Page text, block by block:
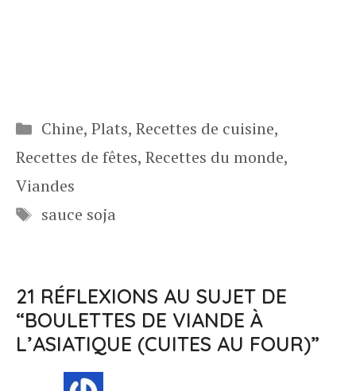
Catégories
Chine, Plats, Recettes de cuisine,
Recettes de fêtes, Recettes du monde,
Viandes
Étiquettes
sauce soja
21 RÉFLEXIONS AU SUJET DE
“BOULETTES DE VIANDE À
L’ASIATIQUE (CUITES AU FOUR)”